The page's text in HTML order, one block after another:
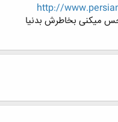
http://
میکنی بخاطرش بدنیا